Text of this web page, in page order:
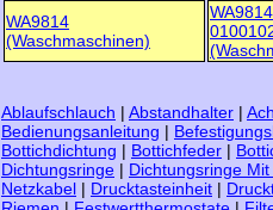
WA9814
(Waschmaschinen)
Ablaufschlauch | Abstandhalter |
Bedienungsanleitung |
Bottichdichtung | Bottichfeder |
Dichtungsringe | Dichtungsringe
Netzkabel | Drucktasteinheit |